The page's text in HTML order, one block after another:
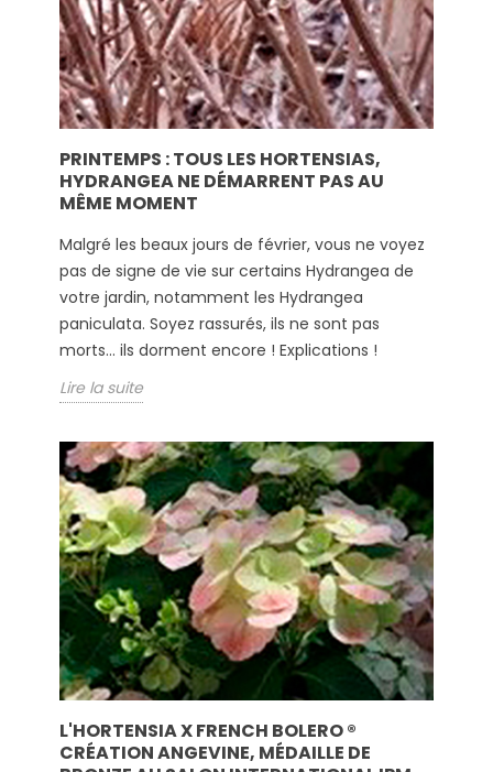
PRINTEMPS : TOUS LES HORTENSIAS,
HYDRANGEA NE DÉMARRENT PAS AU
MÊME MOMENT
Malgré les beaux jours de février, vous ne voyez
pas de signe de vie sur certains Hydrangea de
votre jardin, notamment les Hydrangea
paniculata. Soyez rassurés, ils ne sont pas
morts... ils dorment encore ! Explications !
Lire la suite
L'HORTENSIA X FRENCH BOLERO ®
CRÉATION ANGEVINE, MÉDAILLE DE